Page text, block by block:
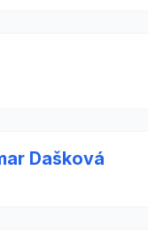
Dašková